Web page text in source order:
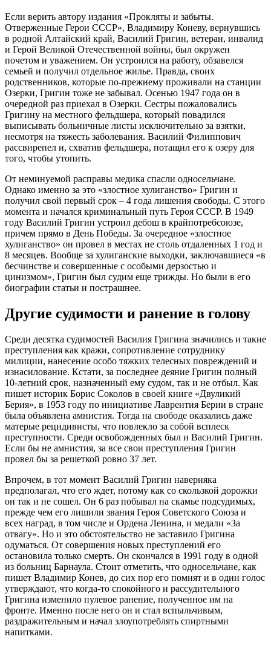
Если верить автору издания «Прокляты и забыты.
Отверженные Герои СССР», Владимиру Коневу, вернувшись
в родной Алтайский край, Василий Григин, ветеран, инвалид
и Герой Великой Отечественной войны, был окружен
почетом и уважением. Он устроился на работу, обзавелся
семьей и получил отдельное жилье. Правда, своих
родственников, которые по-прежнему проживали на станции
Озерки, Григин тоже не забывал. Осенью 1947 года он в
очередной раз приехал в Озерки. Сестры пожаловались
Григину на местного фельдшера, который повадился
выписывать больничные листы исключительно за взятки,
несмотря на тяжесть заболевания. Василий Филиппович
рассвирепел и, схватив фельдшера, потащил его к озеру для
того, чтобы утопить.
От неминуемой расправы медика спасли односельчане.
Однако именно за это «злостное хулиганство» Григин и
получил свой первый срок – 4 года лишения свободы. С этого
момента и начался криминальный путь Героя СССР. В 1949
году Василий Григин устроил дебош в крайпотребсоюзе,
причем прямо в День Победы. За очередное «злостное
хулиганство» он провел в местах не столь отдаленных 1 год и
8 месяцев. Вообще за хулиганские выходки, заключавшиеся «в
бесчинстве и совершенные с особыми дерзостью и
цинизмом», Григин был судим еще трижды. Но были в его
биографии статьи и пострашнее.
Другие судимости и ранение в голову
Среди десятка судимостей Василия Григина значились и такие
преступления как кражи, сопротивление сотруднику
милиции, нанесение особо тяжких телесных повреждений и
изнасилование. Кстати, за последнее деяние Григин полный
10-летний срок, назначенный ему судом, так и не отбыл. Как
пишет историк Борис Соколов в своей книге «Двуликий
Берия», в 1953 году по инициативе Лаврентия Берии в стране
была объявлена амнистия. Тогда на свободе оказались даже
матерые рецидивисты, что повлекло за собой всплеск
преступности. Среди освобожденных был и Василий Григин.
Если бы не амнистия, за все свои преступления Григин
провел бы за решеткой ровно 37 лет.
Впрочем, в тот момент Василий Григин наверняка
предполагал, что его ждет, потому как со скользкой дорожки
он так и не сошел. Он 6 раз побывал на скамье подсудимых,
прежде чем его лишили звания Героя Советского Союза и
всех наград, в том числе и Ордена Ленина, и медали «За
отвагу». Но и это обстоятельство не заставило Григина
одуматься. От совершения новых преступлений его
остановила только смерть. Он скончался в 1991 году в одной
из больниц Барнаула. Стоит отметить, что односельчане, как
пишет Владимир Конев, до сих пор его помнят и в один голос
утверждают, что когда-то спокойного и рассудительного
Григина изменило пулевое ранение, полученное им на
фронте. Именно после него он и стал вспыльчивым,
раздражительным и начал злоупотреблять спиртными
напитками.